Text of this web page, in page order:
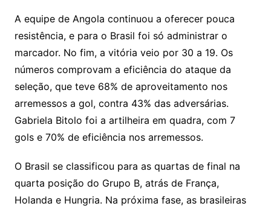
A equipe de Angola continuou a oferecer pouca
resistência, e para o Brasil foi só administrar o
marcador. No fim, a vitória veio por 30 a 19. Os
números comprovam a eficiência do ataque da
seleção, que teve 68% de aproveitamento nos
arremessos a gol, contra 43% das adversárias.
Gabriela Bitolo foi a artilheira em quadra, com 7
gols e 70% de eficiência nos arremessos.
O Brasil se classificou para as quartas de final na
quarta posição do Grupo B, atrás de França,
Holanda e Hungria. Na próxima fase, as brasileiras